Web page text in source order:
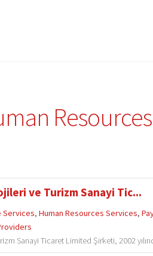
ve Turizm Sanayi Tic...
Services,Human Resources Services,
Sanayi Ticaret Limited Şirketi, 2002